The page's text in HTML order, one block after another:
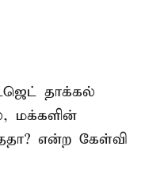
தாக்கல்
மக்களின்
என்ற கேள்வி